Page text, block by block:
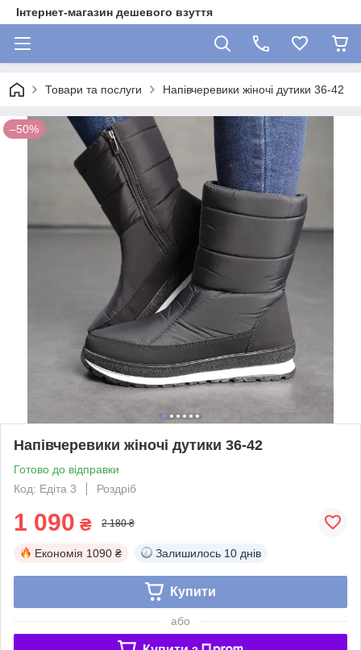
Інтернет-магазин дешевого взуття
Товари та послуги Напівчеревики жіночі дутики 36-42
–50%
Напівчеревики жіночі дутики 36-42
Готово до відправки
Код: Едіта 3
Роздріб
1 090 ₴ 2 180 ₴
Економія 1090 ₴ Залишилось 10 днів
Купити
або